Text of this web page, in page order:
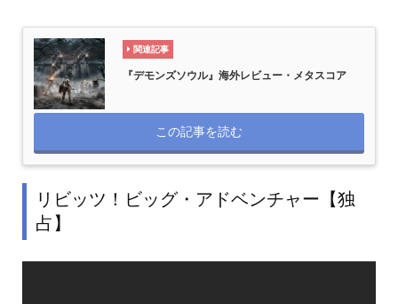
関連記事
『デモンズソウル』海外レビュー・メタスコア
この記事を読む
リビッツ！ビッグ・アドベンチャー【独
占】